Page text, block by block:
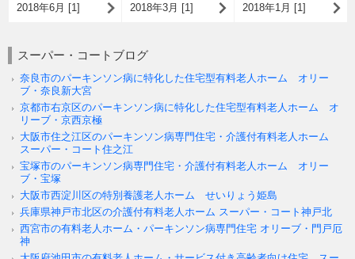
2018年6月 [1] 2018年3月 [1] 2018年1月 [1]
スーパー・コートブログ
奈良市のパーキンソン病に特化した住宅型有料老人ホーム オリー
ブ・奈良新大宮
京都市右京区のパーキンソン病に特化した住宅型有料老人ホーム オ
リーブ・京西京極
大阪市住之江区のパーキンソン病専門住宅・介護付有料老人ホーム
スーパー・コート住之江
宝塚市のパーキンソン病専門住宅・介護付有料老人ホーム オリー
ブ・宝塚
大阪市西淀川区の特別養護老人ホーム せいりょう姫島
兵庫県神戸市北区の介護付有料老人ホーム スーパー・コート神戸北
西宮市の有料老人ホーム・パーキンソン病専門住宅 オリーブ・門戸厄
神